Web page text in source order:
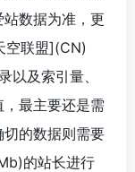
数据为准，更
空联盟](CN)
及索引量、
最主要还是需
的数据则需要
的站长进行